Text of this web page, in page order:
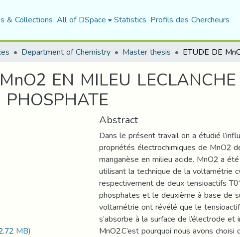
& Collections All of DSpace Statistics Profils des Chercheurs
Department of Chemistry Master thesis
EN MILEU
MB)
Abstract
Dans le présent travail on a étudié
propriétés électrochimiques de MnO2
manganèse en milieu acide. MnO2 a
utilisant la technique de la voltamétrie
respectivement de deux tensioactifs
phosphates et le deuxième à base de
voltamétrie ont révélé que le
s’absorbe à la surface de l’électrode
MnO2.C’est pourquoi nous avons